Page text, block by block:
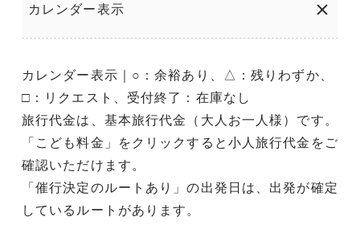
カレンダー表示
カレンダー表示｜○：余裕あり、△：残りわずか、
□：リクエスト、受付終了：在庫なし
旅行代金は、基本旅行代金（大人お一人様）です。
「こども料金」をクリックすると小人旅行代金をご
確認いただけます。
「催行決定のルートあり」の出発日は、出発が確定
しているルートがあります。